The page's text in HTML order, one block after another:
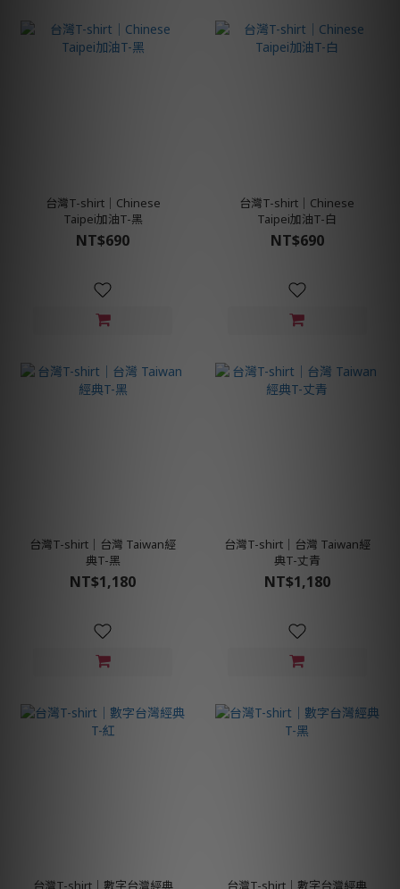
台灣T-shirt│Chinese
Taipei加油T-黑
NT$690
台灣T-shirt│Chinese
Taipei加油T-白
NT$690
台灣T-shirt│台灣 Taiwan經
典T-黑
NT$1,180
台灣T-shirt│台灣 Taiwan經
典T-丈青
NT$1,180
台灣T-shirt│數字台灣經典
台灣T-shirt│數字台灣經典